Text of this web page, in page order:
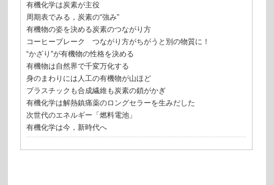
有機化学は炭素が主役
周期表でみる，炭素の“強み”
有機物の姿を決める炭素のつながり方
コーヒーブレーク つながり方がちがうと別の物質に！
“かざり”が有機物の性格を決める
有機物は自然界で千変万化する
身のまわりには人工の有機物が山ほど
プラスチックも合成繊維も炭素の鎖がかぎ
有機化学は解熱鎮痛薬のロングセラーを生みだした
次世代のエネルギー「燃料電池」
有機化学は今，新時代へ